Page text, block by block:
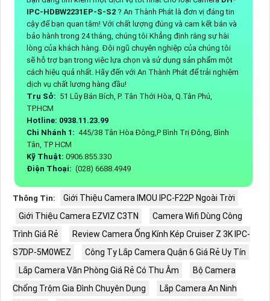
IPC-HDBW2231EP-S-S2 ? An Thành Phát là đơn vị đáng tin
cậy để bạn quan tâm! Với chất lượng đúng và cam kết bán và
bảo hành trong 24 tháng, chúng tôi Khẳng định rằng sự hài
lòng của khách hàng. Đội ngũ chuyên nghiệp của chúng tôi
sẽ hỗ trợ bạn trong việc lựa chọn và sử dụng sản phẩm một
cách hiệu quả nhất. Hãy đến với An Thành Phát để trải nghiệm
dịch vụ chất lượng hàng đầu!
Trụ Sở: 51 Lũy Bán Bích, P. Tân Thới Hòa, Q.Tân Phú,
TP.HCM
Hotline: 0938.11.23.99
Chi Nhánh 1: 445/38 Tân Hòa Đông,P Bình Trị Đông, Bình
Tân, TP HCM
Kỹ Thuật: 0906.855.330
Điện Thoại: (028) 6688.4949
Thông Tin:
Giới Thiệu Camera IMOU IPC-F22P Ngoài Trời
Giới Thiệu Camera EZVIZ C3TN
Camera Wifi Dùng Công
Trình Giá Rẻ
Review Camera Ống Kính Kép Cruiser Z 3K IPC-
S7DP-5M0WEZ
Công Ty Lắp Camera Quận 6 Giá Rẻ Uy Tín
Lắp Camera Văn Phòng Giá Rẻ Có Thu Âm
Bộ Camera
Chống Trộm Gia Đình Chuyên Dụng
Lắp Camera An Ninh